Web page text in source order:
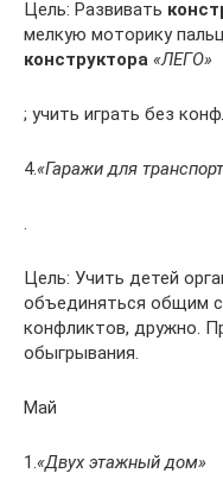
Цель: Развивать
мелкую моторику
конструктора «ЛЕГО»
; учить играть без
4.«Гаражи для
.
Цель: Учить детей
объединяться общим
конфликтов, дружно.
обыгрывания.
Май
1.«Двух этажный дом»